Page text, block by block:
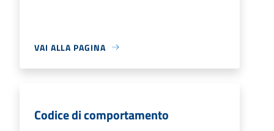
VAI ALLA PAGINA
Codice di comportamento